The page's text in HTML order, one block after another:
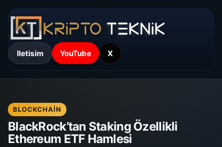
Iletisim YouTube X
BLOCKCHAIN
BlackRock’tan Staking Özellikli
Ethereum ETF Hamlesi